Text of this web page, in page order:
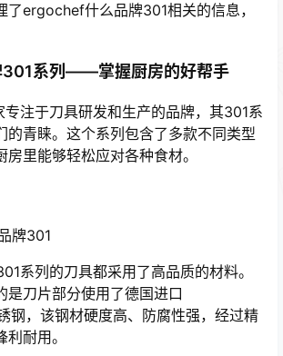
了ergochef什么品牌301相关的信息，
301系列——掌握厨房的好帮手
注于刀具研发和生产的品牌，其301系
的青睐。这个系列包含了多款不同类型
里能够轻松应对各种食材。
系列的刀具都采用了高品质的材料。
是刀片部分使用了德国进口
钢，该钢材硬度高、防腐性强，经过精
耐用。